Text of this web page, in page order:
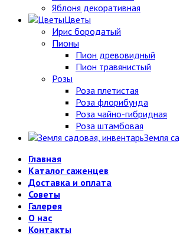
Яблоня декоративная
Цветы
Ирис бородатый
Пионы
Пион древовидный
Пион травянистый
Розы
Роза плетистая
Роза флорибунда
Роза чайно-гибридная
Роза штамбовая
Земля
Главная
Каталог саженцев
Доставка и оплата
Советы
Галерея
О нас
Контакты